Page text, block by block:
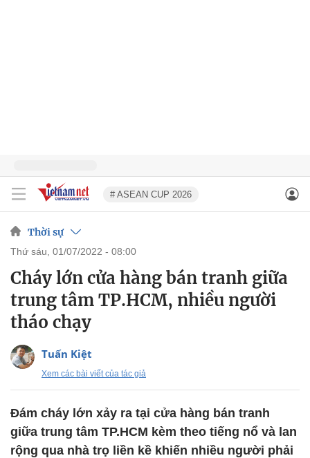
# ASEAN CUP 2026
Thời sự
thứ sáu, 01/07/2022 - 08:00
Cháy lớn cửa hàng bán tranh giữa
trung tâm TP.HCM, nhiều người
tháo chạy
Tuấn Kiệt
Xem các bài viết của tác giả
Đám cháy lớn xảy ra tại cửa hàng bán tranh
giữa trung tâm TP.HCM kèm theo tiếng nổ và lan
rộng qua nhà trọ liền kề khiến nhiều người phải